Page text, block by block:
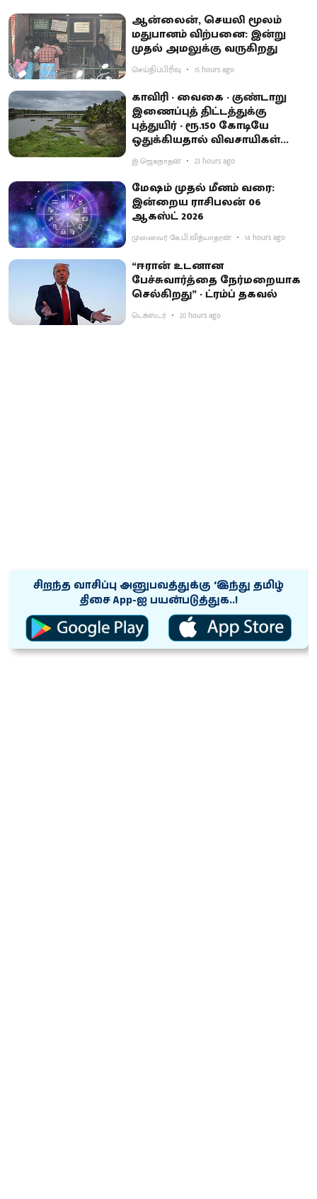
ஆன்லைன், செயலி மூலம்
மதுபானம் விற்பனை: இன்று
முதல் அமலுக்கு வருகிறது
செய்திப்பிரிவு 15 hours ago
காவிரி - வைகை - குண்டாறு
இணைப்புத் திட்டத்துக்கு
புத்துயிர் - ரூ.150 கோடியே
ஒதுக்கியதால் விவசாயிகள்
ஏமாற்றம்
இ.ஜெகநாதன் 23 hours ago
மேஷம் முதல் மீனம் வரை:
இன்றைய ராசிபலன் 06
ஆகஸ்ட் 2026
முனைவர் கே.பி.வித்யாதரன் 14 hours ago
“ஈரான் உடனான
பேச்சுவார்த்தை நேர்மறையாக
செல்கிறது” - ட்ரம்ப் தகவல்
டெக்ஸ்டர் 20 hours ago
சிறந்த வாசிப்பு அனுபவத்துக்கு ‘இந்து தமிழ்
திசை App-ஐ பயன்படுத்துக..!